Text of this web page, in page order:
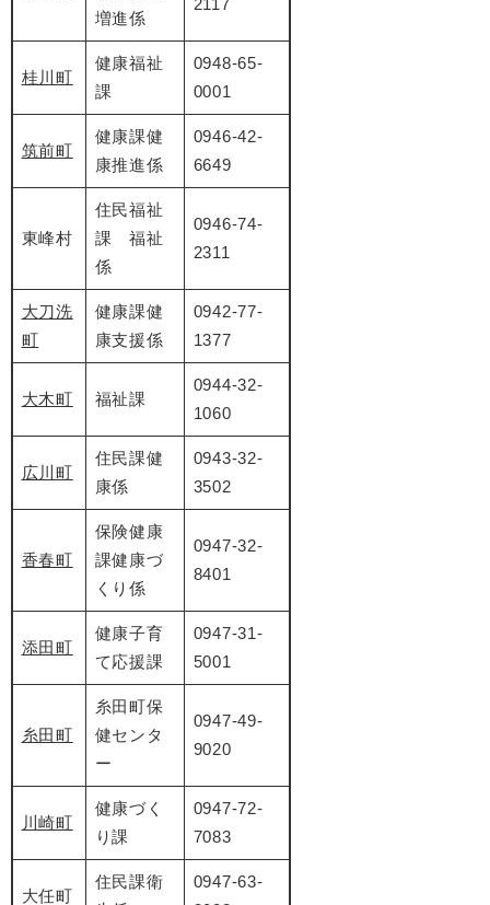
増進係
2117
桂川町
健康福祉
課
0948-65-
0001
筑前町
健康課健
康推進係
0946-42-
6649
東峰村
住民福祉
課 福祉
係
0946-74-
2311
大刀洗
町
健康課健
康支援係
0942-77-
1377
大木町 福祉課
0944-32-
1060
広川町
住民課健
康係
0943-32-
3502
香春町
保険健康
課健康づ
くり係
0947-32-
8401
添田町
健康子育
て応援課
0947-31-
5001
糸田町
糸田町保
健センタ
ー
0947-49-
9020
川崎町
健康づく
り課
0947-72-
7083
大任町
住民課衛
0947-63-